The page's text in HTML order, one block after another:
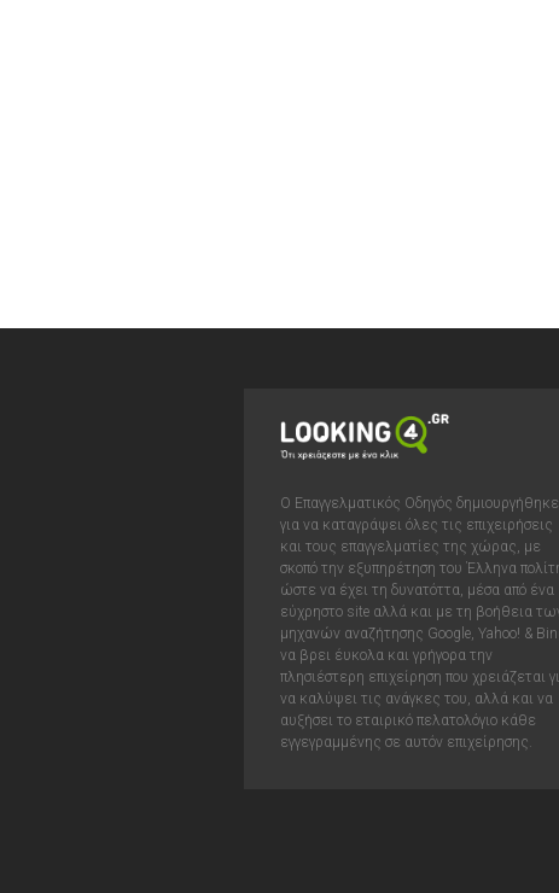
Ο Επαγγελματικός Οδηγός δημιουργήθηκε
για να καταγράψει όλες τις επιχειρήσεις
και τους επαγγελματίες της χώρας, με
σκοπό την εξυπηρέτηση του Έλληνα
ώστε να έχει τη δυνατόττα, μέσα από ένα
εύχρηστο site αλλά και με τη βοήθεια
μηχανών αναζήτησης Google, Yahoo! &
να βρει έυκολα και γρήγορα την
πλησιέστερη επιχείρηση που χρειάζεται
να καλύψει τις ανάγκες του, αλλά και να
αυξήσει το εταιρικό πελατολόγιο κάθε
εγγεγραμμένης σε αυτόν επιχείρησης.